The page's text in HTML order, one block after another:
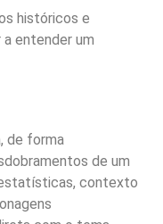
históricos e
entender um
de forma
de um
contexto